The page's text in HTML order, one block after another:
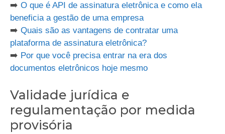
➡️ O que é API de assinatura eletrônica e como ela
beneficia a gestão de uma empresa
➡️ Quais são as vantagens de contratar uma
plataforma de assinatura eletrônica?
➡️ Por que você precisa entrar na era dos
documentos eletrônicos hoje mesmo
Validade jurídica e
regulamentação por medida
provisória